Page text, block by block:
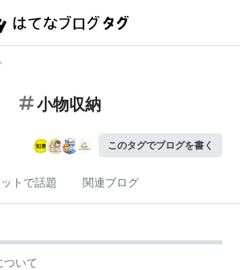
小物収納
このタグでブログを書く
トで話題 関連ブログ
ついて